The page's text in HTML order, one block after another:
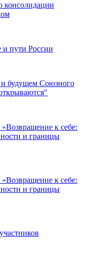
консолидации
и пути России
и будущем Союзного
к себе:
и границы
к себе:
и границы